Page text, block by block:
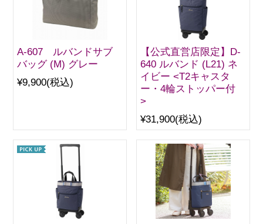
A-607 ルバンドサブ
バッグ (M) グレー
¥9,900(税込)
【公式直営店限定】D-
640 ルバンド (L21) ネ
イビー <T2キャスタ
ー・4輪ストッパー付
>
¥31,900(税込)